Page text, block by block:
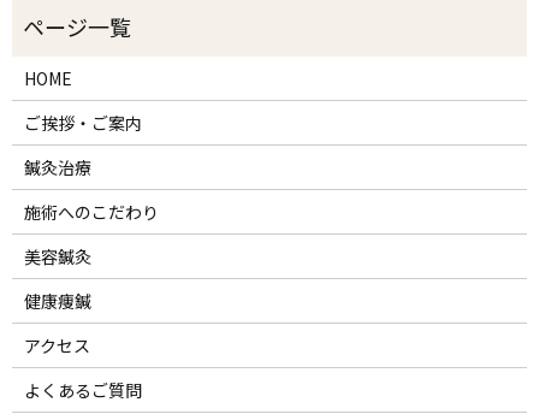
HOME
ご挨拶・ご案内
鍼灸治療
施術へのこだわり
美容鍼灸
健康痩鍼
アクセス
よくあるご質問